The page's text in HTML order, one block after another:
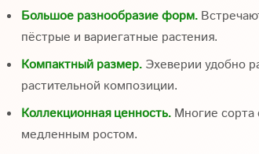
Большое разнообразие форм.
пёстрые и вариегатные растения.
Компактный размер. Эхеверии удобно
растительной композиции.
Коллекционная ценность. Многие сорта
медленным ростом.